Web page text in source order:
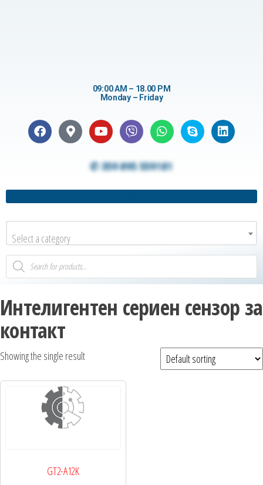
09:00 AM – 18.00 PM
Monday – Friday
✆ 359 895 559181
Select a category
Интелигентен сериен сензор за
контакт
Showing the single result
GT2-A12K